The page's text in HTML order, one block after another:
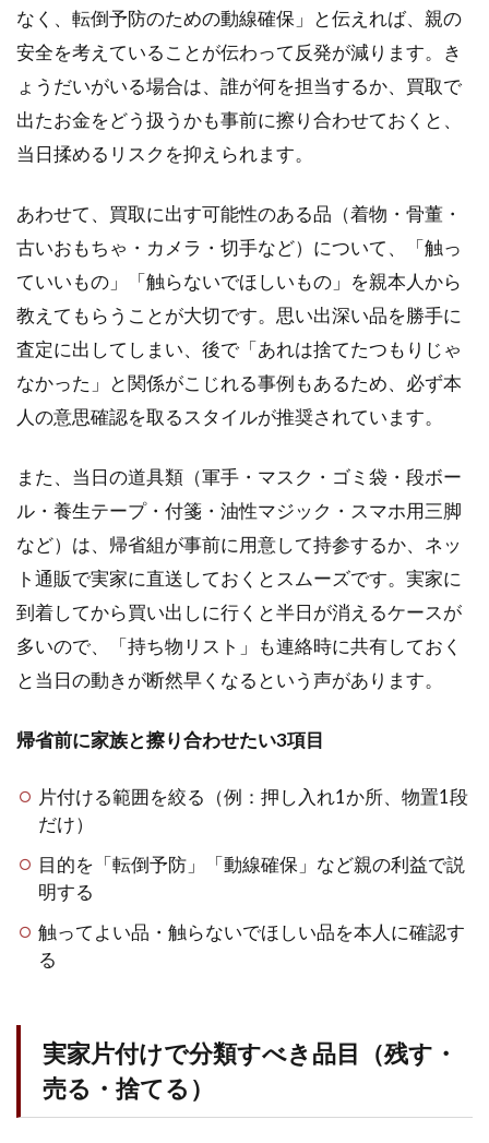
出
す
手
順
サ
ー
比
較
2.1
買取
に向
く品
目と
向か
ない
の見
極め
方
2.2
出張
取・
宅配
買
取・
買取
い分
け
バイ
セ
福ち
レス
トの
サー
なく、転倒予防のための動線確保」と伝えれば、親の
安全を考えていることが伝わって反発が減ります。き
ょうだいがいる場合は、誰が何を担当するか、買取で
出たお金をどう扱うかも事前に擦り合わせておくと、
当日揉めるリスクを抑えられます。
あわせて、買取に出す可能性のある品（着物・骨董・
古いおもちゃ・カメラ・切手など）について、「触っ
ていいもの」「触らないでほしいもの」を親本人から
教えてもらうことが大切です。思い出深い品を勝手に
査定に出してしまい、後で「あれは捨てたつもりじゃ
なかった」と関係がこじれる事例もあるため、必ず本
人の意思確認を取るスタイルが推奨されています。
また、当日の道具類（軍手・マスク・ゴミ袋・段ボー
ル・養生テープ・付箋・油性マジック・スマホ用三脚
など）は、帰省組が事前に用意して持参するか、ネッ
ト通販で実家に直送しておくとスムーズです。実家に
到着してから買い出しに行くと半日が消えるケースが
多いので、「持ち物リスト」も連絡時に共有しておく
と当日の動きが断然早くなるという声があります。
帰省前に家族と擦り合わせたい3項目
片付ける範囲を絞る（例：押し入れ1か所、物置1段
だけ）
目的を「転倒予防」「動線確保」など親の利益で説
明する
触ってよい品・触らないでほしい品を本人に確認す
る
実家片付けで分類すべき品目（残す・
売る・捨てる）